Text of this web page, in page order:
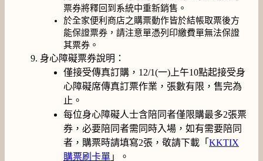
票券將釋回到系統中重新銷售。
於全家便利商店之購票動作皆於結帳取票後方
能保證票券，請注意單憑列印繳費單無法保證
其票券。
身心障礙票券說明：
僅接受傳真訂購，12/1(一)上午10點起接受身
心障礙席傳真訂票作業，張數有限，售完為
止。
每位身心障礙人士含陪同者僅限購最多2張票
券，必要陪同者需同時入場，如有需要陪同
者，購票時請填寫2張，敬請下載「 KKTIX
購票刷卡單 」。